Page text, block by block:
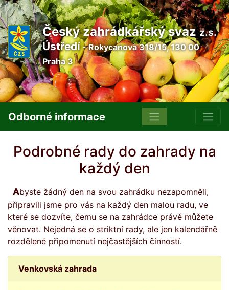
Český zahrádkářský svazz.s.
Ústředí- Rokycanova 318/15, 130 00
Praha 3
Odborné informace
Podrobné rady do zahrady na
každý den
Abyste žádný den na svou zahrádku nezapomněli,
připravili jsme pro vás na každý den malou radu, ve
které se dozvíte, čemu se na zahrádce právě můžete
věnovat. Nejedná se o striktní rady, ale jen kalendářně
rozdělené připomenutí nejčastějších činností.
Venkovská zahrada